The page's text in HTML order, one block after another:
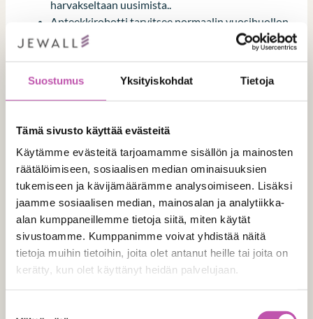
Suostumus Yksityiskohdat Tietoja
Tämä sivusto käyttää evästeitä
Käytämme evästeitä tarjoamamme sisällön ja mainosten
räätälöimiseen, sosiaalisen median ominaisuuksien
tukemiseen ja kävijämäärämme analysoimiseen. Lisäksi
jaamme sosiaalisen median, mainosalan ja analytiikka-
alan kumppaneillemme tietoja siitä, miten käytät
sivustoamme. Kumppanimme voivat yhdistää näitä
tietoja muihin tietoihin, joita olet antanut heille tai joita on
kerätty, kun olet käyttänyt heidän palvelujaan.
harvakseltaan uusimista..
Apteekkirobotti tarvitsee normaalin vuosihuollon
ja mahdolliset ohjelmistopäivitykset
Kysy myös henkilökunnan mielipidettä! Henkilökunnan
osallistaminen apteekin tilojen suunnitteluun lisää
henkilökunnan sitoutuneisuutta, kun he saavat äänensä
henkilökunta kannattaa ottaa apteekkitilojen
suunnitteluun mukaan.
Suunnitteluvaiheessa
huomioitavaa
Kun suunnittelet apteekin muuttoa tai